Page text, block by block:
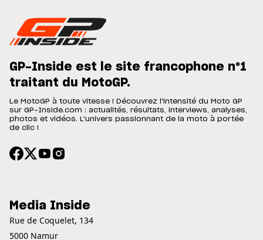
GP-Inside est le site francophone n°1
traitant du MotoGP.
Le MotoGP à toute vitesse ! Découvrez l'intensité du Moto GP
sur GP-Inside.com : actualités, résultats, interviews, analyses,
photos et vidéos. L'univers passionnant de la moto à portée
de clic !
Media Inside
Rue de Coquelet, 134
5000 Namur